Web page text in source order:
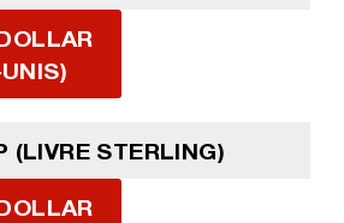
(LIVRE STERLING)